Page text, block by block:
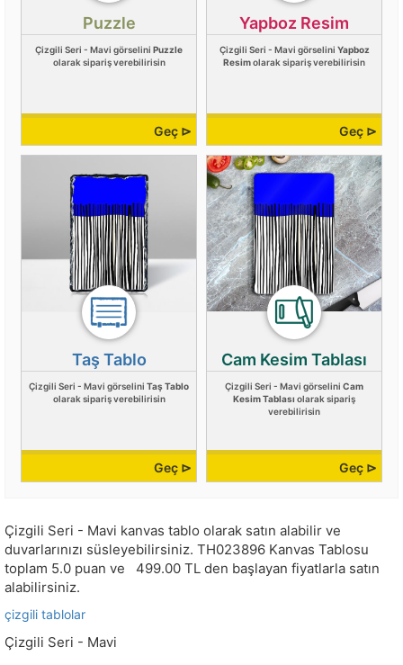
Puzzle
Çizgili Seri - Mavi görselini Puzzle
olarak sipariş verebilirisin
Geç ⊳
Yapboz Resim
Çizgili Seri - Mavi görselini Yapboz
Resimolarak sipariş verebilirisin
Geç ⊳
Taş Tablo
Çizgili Seri - Mavi görselini Taş Tablo
olarak sipariş verebilirisin
Geç ⊳
Cam Kesim Tablası
Çizgili Seri - Mavi görselini Cam
Kesim Tablası olarak sipariş
verebilirisin
Geç ⊳
Çizgili Seri - Mavi kanvas tablo olarak satın alabilir ve
duvarlarınızı süsleyebilirsiniz. TH023896 Kanvas Tablosu
toplam 5.0 puan ve 499.00 TL den başlayan fiyatlarla satın
alabilirsiniz.
çizgili tablolar
Çizgili Seri - Mavi